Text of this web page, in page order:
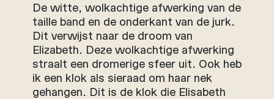
De witte, wolkachtige afwerking van de
taille band en de onderkant van de jurk.
Dit verwijst naar de droom van
Elizabeth. Deze wolkachtige afwerking
straalt een dromerige sfeer uit. Ook heb
ik een klok als sieraad om haar nek
gehangen. Dit is de klok die Elisabeth